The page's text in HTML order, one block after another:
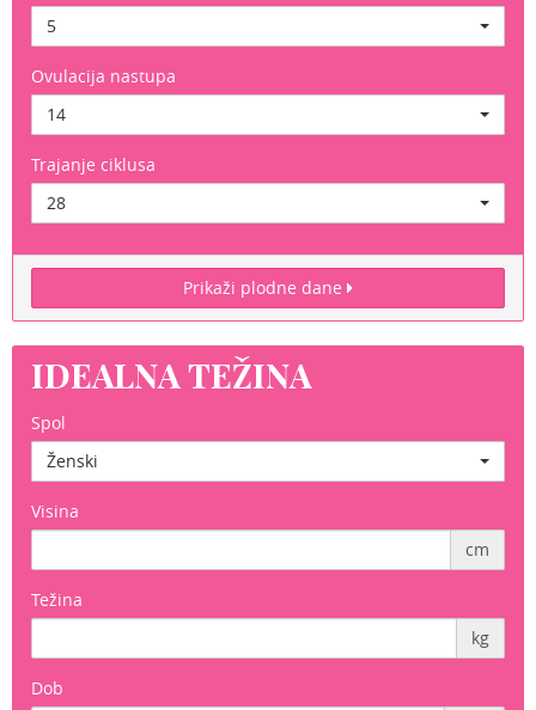
5
Ovulacija nastupa
14
Trajanje ciklusa
28
Prikaži plodne dane
IDEALNA TEŽINA
Spol
Ženski
Visina
cm
Težina
kg
Dob